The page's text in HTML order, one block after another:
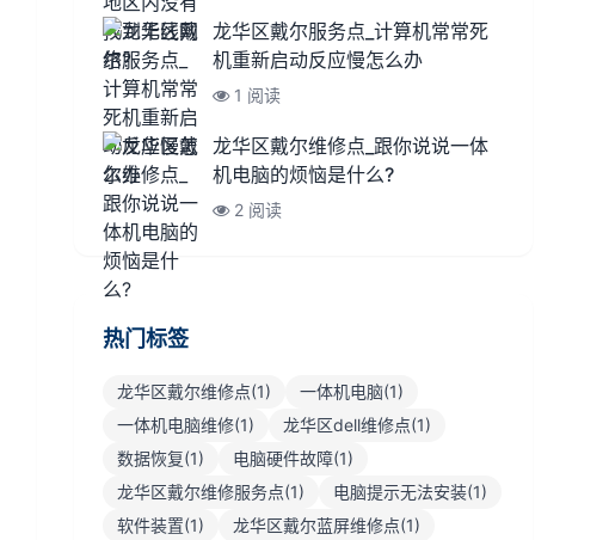
龙华区戴尔服务点_计算机常常死
机重新启动反应慢怎么办
1 阅读
龙华区戴尔维修点_跟你说说一体
机电脑的烦恼是什么?
2 阅读
热门标签
龙华区戴尔维修点(1)
一体机电脑(1)
一体机电脑维修(1)
龙华区dell维修点(1)
数据恢复(1)
电脑硬件故障(1)
龙华区戴尔维修服务点(1)
电脑提示无法安装(1)
软件装置(1)
龙华区戴尔蓝屏维修点(1)